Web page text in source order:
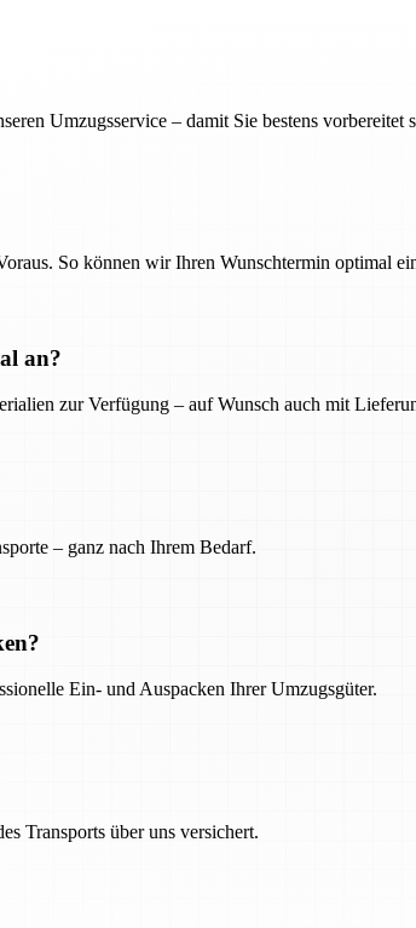
Umzugsservice – damit Sie bestens vorbereitet
So können wir Ihren Wunschtermin optimal
an?
zur Verfügung – auf Wunsch auch mit
– ganz nach Ihrem Bedarf.
Ein- und Auspacken Ihrer Umzugsgüter.
Transports über uns versichert.